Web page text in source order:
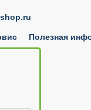
Полезная